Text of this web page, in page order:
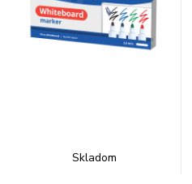
Skladom